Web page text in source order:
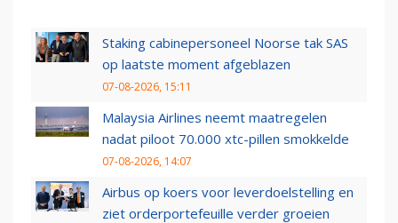
Staking cabinepersoneel Noorse tak SAS
op laatste moment afgeblazen
07-08-2026, 15:11
Malaysia Airlines neemt maatregelen
nadat piloot 70.000 xtc-pillen smokkelde
07-08-2026, 14:07
Airbus op koers voor leverdoelstelling en
ziet orderportefeuille verder groeien